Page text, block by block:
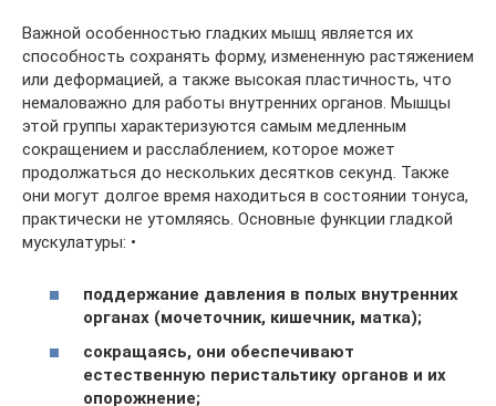
Важной особенностью гладких мышц является их
способность сохранять форму, измененную растяжением
или деформацией, а также высокая пластичность, что
немаловажно для работы внутренних органов. Мышцы
этой группы характеризуются самым медленным
сокращением и расслаблением, которое может
продолжаться до нескольких десятков секунд. Также
они могут долгое время находиться в состоянии тонуса,
практически не утомляясь. Основные функции гладкой
мускулатуры: •
поддержание давления в полых внутренних
органах (мочеточник, кишечник, матка);
сокращаясь, они обеспечивают
естественную перистальтику органов и их
опорожнение;